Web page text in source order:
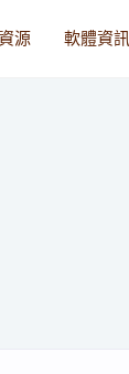
源 軟體資訊